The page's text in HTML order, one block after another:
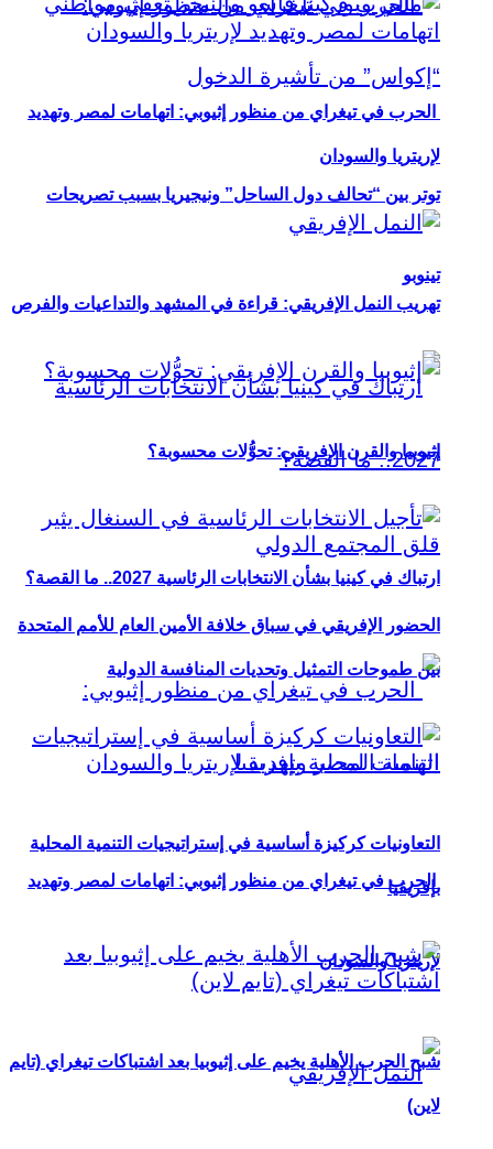
توتر بين “تحالف دول الساحل” ونيجيريا بسبب تصريحات
تينوبو
ارتباك في كينيا بشأن الانتخابات الرئاسية 2027.. ما القصة؟
الحرب في تيغراي من منظور إثيوبي: اتهامات لمصر وتهديد
لإريتريا والسودان
الحرب في تيغراي من منظور إثيوبي: اتهامات لمصر وتهديد
لإريتريا والسودان
تهريب النمل الإفريقي: قراءة في المشهد والتداعيات والفرص
إثيوبيا والقرن الإفريقي: تحوُّلات محسوبة؟
الحضور الإفريقي في سباق خلافة الأمين العام للأمم المتحدة
بين طموحات التمثيل وتحديات المنافسة الدولية
التعاونيات كركيزة أساسية في إستراتيجيات التنمية المحلية
بإفريقيا
شبح الحرب الأهلية يخيم على إثيوبيا بعد اشتباكات تيغراي (تايم
لاين)